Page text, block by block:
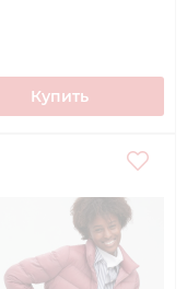
Купить